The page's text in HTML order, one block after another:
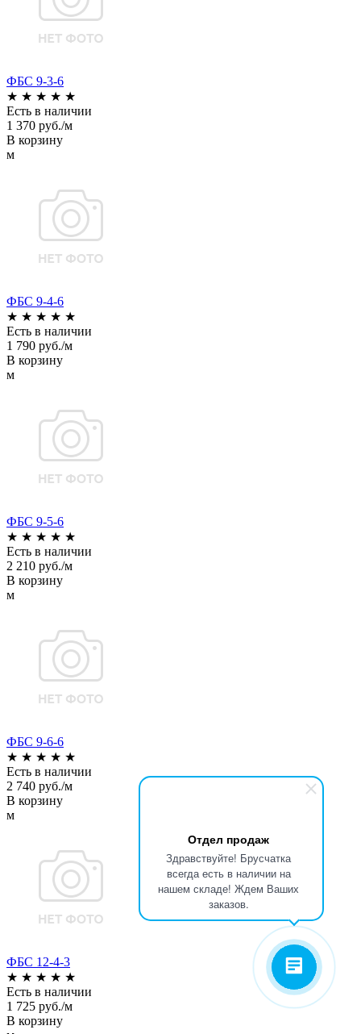
Отдел продаж
Здравствуйте! Брусчатка
всегда есть в наличии на
нашем складе! Ждем Ваших
заказов.
ФБС 9-3-6
★ ★ ★ ★ ★
Есть в наличии
1 370 руб./м
В корзину
м
ФБС 9-4-6
★ ★ ★ ★ ★
Есть в наличии
1 790 руб./м
В корзину
м
ФБС 9-5-6
★ ★ ★ ★ ★
Есть в наличии
2 210 руб./м
В корзину
м
ФБС 9-6-6
★ ★ ★ ★ ★
Есть в наличии
2 740 руб./м
В корзину
м
ФБС 12-4-3
★ ★ ★ ★ ★
Есть в наличии
1 725 руб./м
В корзину